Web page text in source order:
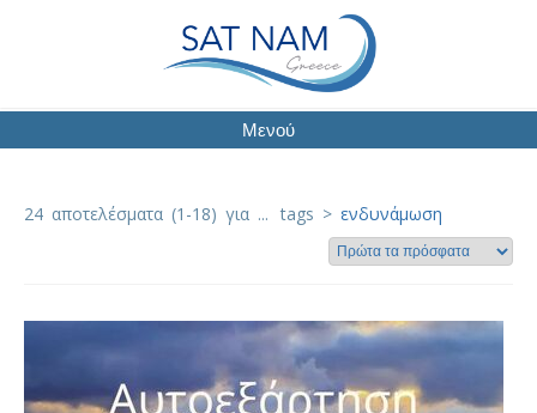
Μενού
24 αποτελέσματα (1-18) για ... tags > ενδυνάμωση